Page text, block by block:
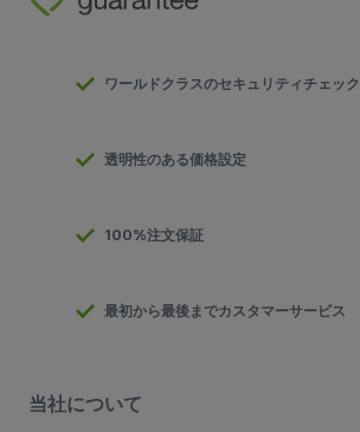
ワールドクラスのセキュリティチェック
透明性のある価格設定
100%注文保証
最初から最後までカスタマーサービス
当社について